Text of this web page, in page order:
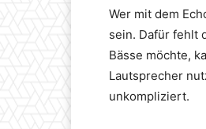
Wer mit dem
sein. Dafür fehlt
Bässe möchte,
Lautsprecher
unkompliziert.